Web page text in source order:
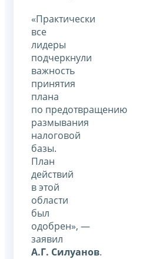
«Практически
все
лидеры
подчеркнули
важность
принятия
плана
по предотвращению
размывания
налоговой
базы.
План
действий
в этой
области
был
одобрен», —
заявил
А.Г. Силуанов.